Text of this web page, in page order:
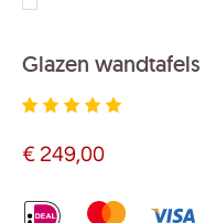
Glazen wandtafels
€ 249,00